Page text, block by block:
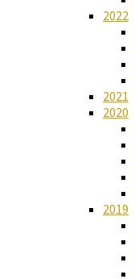
2022
2021
2020
2019